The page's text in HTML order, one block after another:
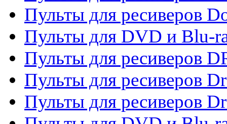
Пульты для ресиверов
Пульты для DVD и Blu-
Пульты для ресиверов
Пульты для ресиверов
Пульты для ресиверов